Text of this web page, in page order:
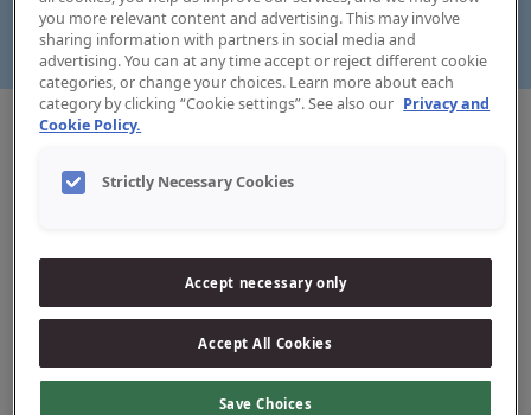
meie hambad on ainulaadsed. Tutvu valikuga, leia oma
lemmik ja vali hambapasta, mis sobib just sulle.
you more relevant content and advertising. This may involve
sharing information with partners in social media and
advertising. You can at any time accept or reject different cookie
categories, or change your choices. Learn more about each
category by clicking “Cookie settings”. See also our Privacy and
Cookie Policy.
Strictly Necessary Cookies
Accept necessary only
Accept All Cookies
Save Choices